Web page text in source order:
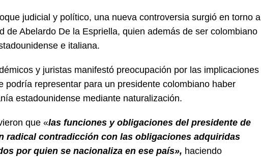
judicial y político, una nueva controversia surgió en torno a
de Abelardo De la Espriella, quien además de ser colombiano
e italiana.
y juristas manifestó preocupación por las implicaciones
podría representar para un presidente colombiano haber
estadounidense mediante naturalización.
que «las funciones y obligaciones del presidente de
radical contradicción con las obligaciones adquiridas
por quien se nacionaliza en ese país», haciendo